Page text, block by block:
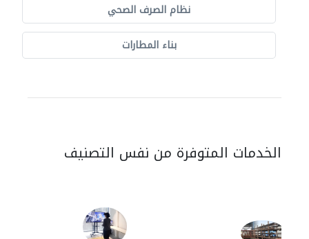
نظام الصرف الصحي
بناء المطارات
الخدمات المتوفرة من نفس التصنيف